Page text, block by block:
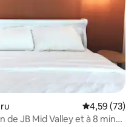
Évaluation
4,59 (73)
JB Mid Valley et à 8 min